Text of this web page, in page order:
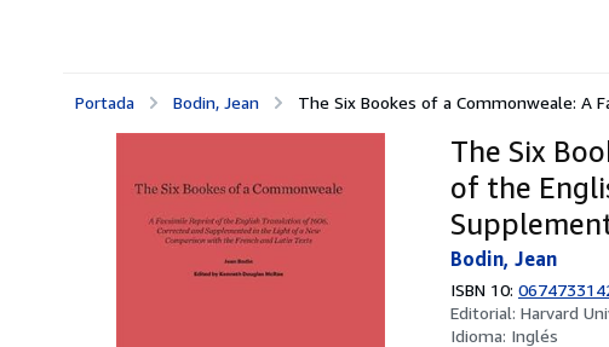
Portada Bodin, Jean The Six Bookes of a Commonweale: A
The Six
of the
Bodin, Jean
ISBN 10:
Editorial: Harvard
Idioma: Inglés